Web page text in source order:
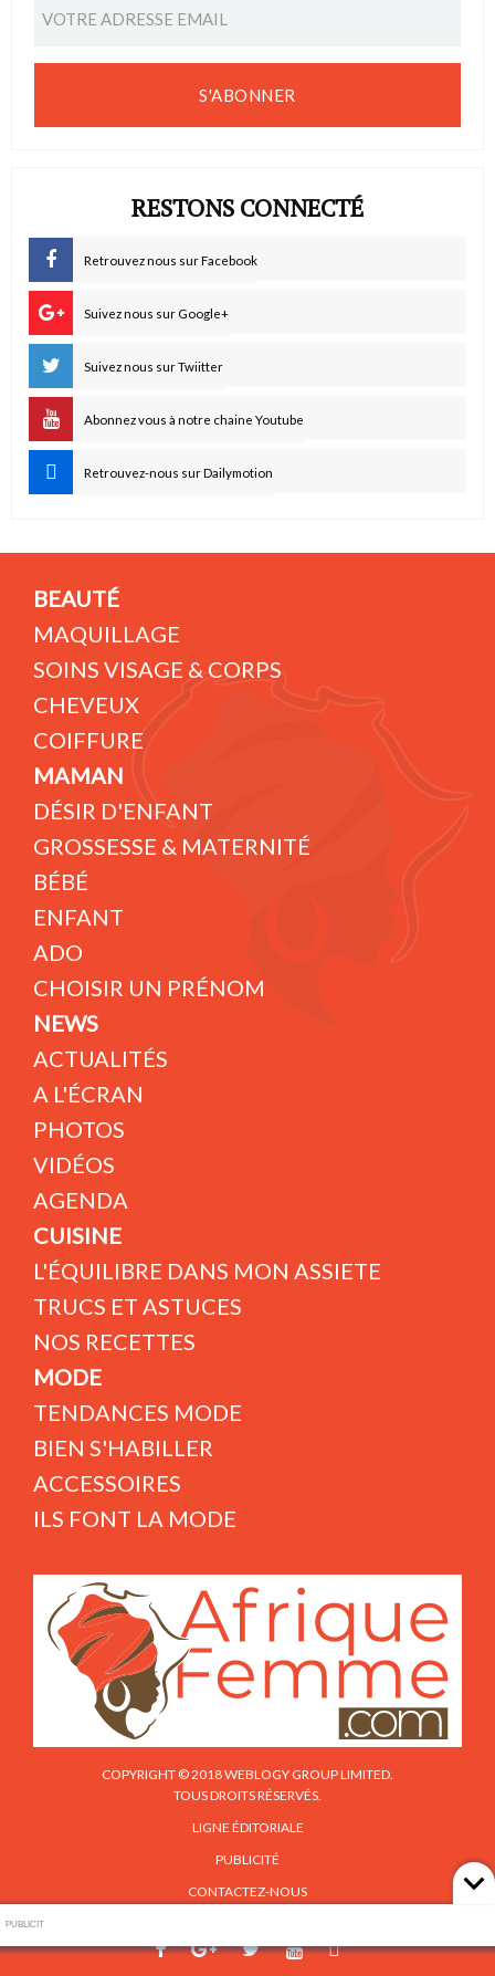
S'ABONNER
RESTONS CONNECTÉ
Retrouvez nous sur Facebook
Suivez nous sur Google+
Suivez nous sur Twiitter
Abonnez vous à notre chaine Youtube
Retrouvez-nous sur Dailymotion
BEAUTÉ
MAQUILLAGE
SOINS VISAGE & CORPS
CHEVEUX
COIFFURE
MAMAN
DÉSIR D'ENFANT
GROSSESSE & MATERNITÉ
BÉBÉ
ENFANT
ADO
CHOISIR UN PRÉNOM
NEWS
ACTUALITÉS
A L'ÉCRAN
PHOTOS
VIDÉOS
AGENDA
CUISINE
L'ÉQUILIBRE DANS MON ASSIETE
TRUCS ET ASTUCES
NOS RECETTES
MODE
TENDANCES MODE
BIEN S'HABILLER
ACCESSOIRES
ILS FONT LA MODE
COPYRIGHT © 2018 WEBLOGY GROUP LIMITED.
TOUS DROITS RÉSERVÉS.
LIGNE ÉDITORIALE
PUBLICITÉ
CONTACTEZ-NOUS
PUBLICIT